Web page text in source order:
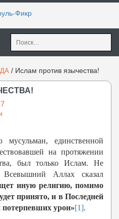
Найти:
/ Ислам против язычества!
мусульман, единственной
на протяжении
был только Ислам. Не
Аллах сказал
иную религию, помимо
принято, и в Последней
потерпевших урон»[1].